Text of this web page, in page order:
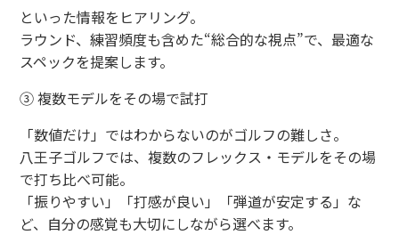
といった情報をヒアリング。
ラウンド、練習頻度も含めた“総合的な視点”で、最適な
スペックを提案します。
③ 複数モデルをその場で試打
「数値だけ」ではわからないのがゴルフの難しさ。
八王子ゴルフでは、複数のフレックス・モデルをその場
で打ち比べ可能。
「振りやすい」「打感が良い」「弾道が安定する」な
ど、自分の感覚も大切にしながら選べます。